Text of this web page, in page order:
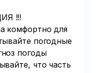
!!!
погодные
погоды
что часть